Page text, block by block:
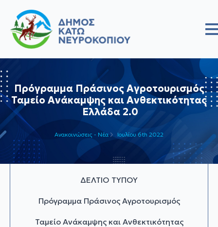
Πρόγραμμα Πράσινος Αγροτουρισμός
Ταμείο Ανάκαμψης και Ανθεκτικότητας
Ελλάδα 2.0
Ανακοινώσεις - Νέα Ιουλίου 6th 2022
ΔΕΛΤΙΟ ΤΥΠΟΥ
Πρόγραμμα Πράσινος Αγροτουρισμός
Ταμείο Ανάκαμψης και Ανθεκτικότητας